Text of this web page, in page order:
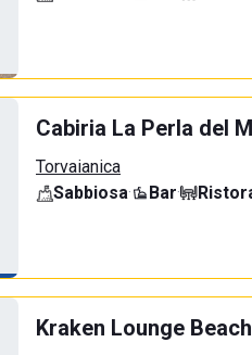
Cabiria La Perla del
Torvaianica
Sabbiosa· Bar·
Kraken Lounge Beach